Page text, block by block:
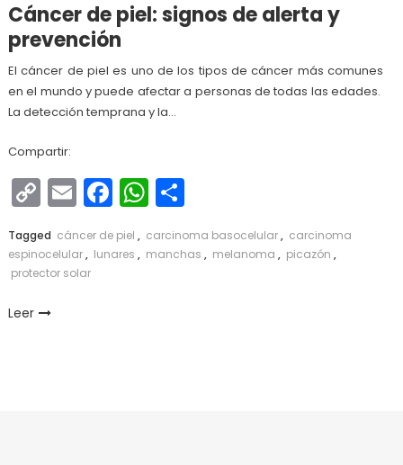
Cáncer de piel: signos de alerta y
prevención
El cáncer de piel es uno de los tipos de cáncer más comunes
en el mundo y puede afectar a personas de todas las edades.
La detección temprana y la…
Compartir:
Copy
Link
EmailFacebook
WhatsApp
Compartir
Tagged cáncer de piel , carcinoma basocelular, carcinoma
espinocelular, lunares , manchas , melanoma , picazón ,
protector solar
Leer